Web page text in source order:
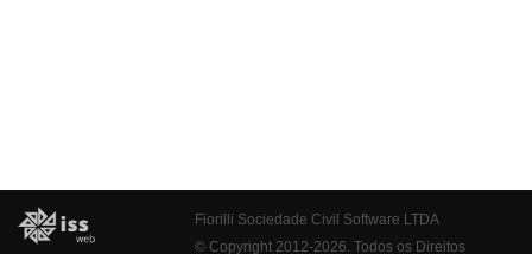
Fiorilli Sociedade Civil Software LTDA
© Copyright 2012-2026. Todos os Direitos